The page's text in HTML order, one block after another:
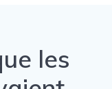
les